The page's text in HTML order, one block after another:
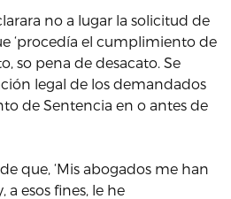
no a lugar la solicitud de
‘procedía el cumplimiento de
so pena de desacato. Se
legal de los demandados
de Sentencia en o antes de
que, ‘Mis abogados me han
esos fines, le he